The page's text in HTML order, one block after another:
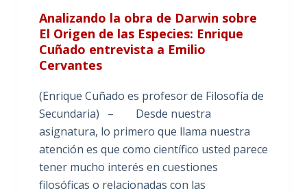
Analizando la obra de Darwin sobre
El Origen de las Especies: Enrique
Cuñado entrevista a Emilio
Cervantes
(Enrique Cuñado es profesor de Filosofía de
Secundaria) – Desde nuestra
asignatura, lo primero que llama nuestra
atención es que como científico usted parece
tener mucho interés en cuestiones
filosóficas o relacionadas con las